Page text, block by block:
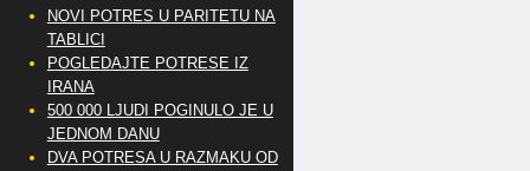
NOVI POTRES U PARITETU NA
TABLICI
POGLEDAJTE POTRESE IZ
IRANA
500 000 LJUDI POGINULO JE U
JEDNOM DANU
DVA POTRESA U RAZMAKU OD